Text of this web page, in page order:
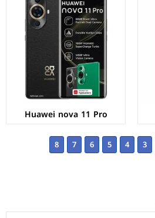
Huawei nova 11 Pro
3
4
5
6
7
8